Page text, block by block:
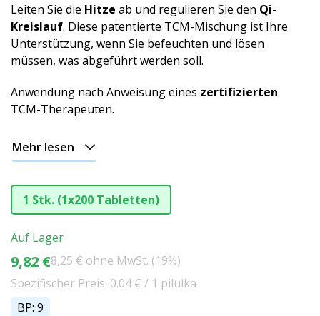
Leiten Sie die Hitze ab und regulieren Sie den Qi-
Kreislauf. Diese patentierte TCM-Mischung ist Ihre
Unterstützung, wenn Sie befeuchten und lösen
müssen, was abgeführt werden soll.
Anwendung nach Anweisung eines zertifizierten
TCM-Therapeuten.
Mehr lesen
1 Stk. (1x200 Tabletten)
Auf Lager
9,82 €8,25 € ohne MwSt. (19%)
Spezifischer Preis: 0.04 € / 1 pilulka
BP: 9